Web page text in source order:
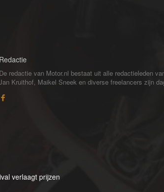
Redactie
De redactie van Motor.nl bestaat uit alle redactieleden
Kruithof, Maikel Sneek en diverse freelancers zijn
verlaagt prijzen